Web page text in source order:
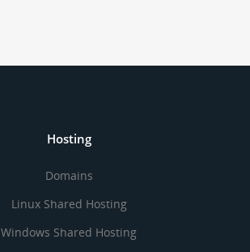
Hosting
Domains
Linux Shared Hosting
Windows Shared Hosting